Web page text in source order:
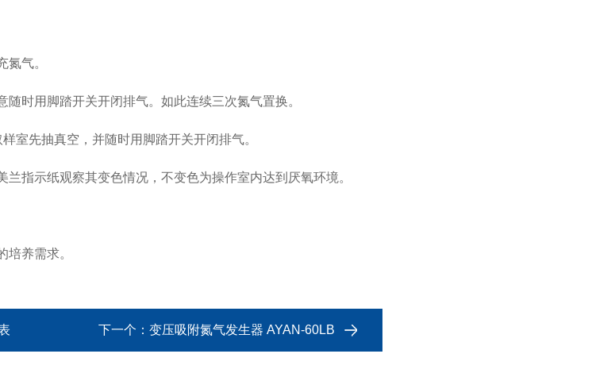
气。
时用脚踏开关开闭排气。如此连续三次氮气置换。
室先抽真空，并随时用脚踏开关开闭排气。
指示纸观察其变色情况，不变色为操作室内达到厌氧环境。
养需求。
下一个： 变压吸附氮气发生器 AYAN-60LB